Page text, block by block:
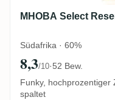
MHOBA Select
Südafrika · 60%
8,3/10·52 Bew.
Funky,
spaltet